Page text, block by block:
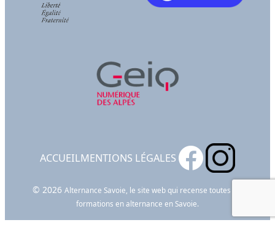
ACCUEILMENTIONS LÉGALES
© 2026 Alternance Savoie, le site web qui recense toutes les
formations en alternance en Savoie.